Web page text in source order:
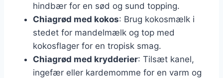
hindbær for en sød og sund topping.
Chiagrød med kokos: Brug kokosmælk i
stedet for mandelmælk og top med
kokosflager for en tropisk smag.
Chiagrød med krydderier: Tilsæt kanel,
ingefær eller kardemomme for en varm og